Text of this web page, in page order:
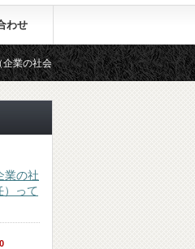
わせ
的責任）って何？？ 【まず
業の社
）って